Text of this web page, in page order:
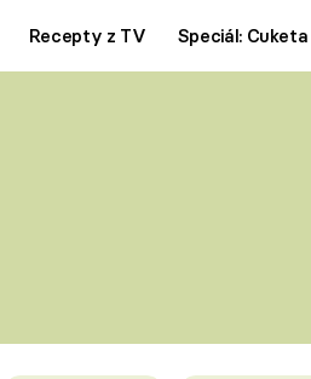
Recepty z TV Speciál: Cuketa